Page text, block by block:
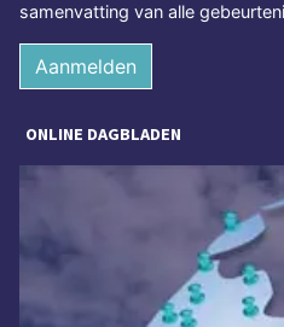
samenvatting van alle
Aanmelden
ONLINE DAGBLADEN